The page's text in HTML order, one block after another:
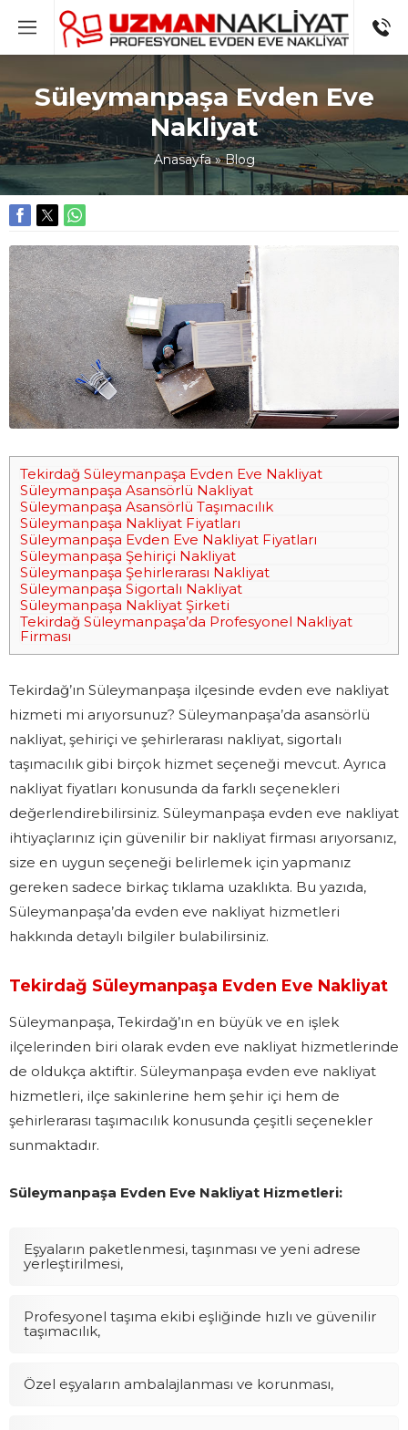
Süleymanpaşa Evden Eve
Nakliyat
Anasayfa»Blog
Tekirdağ Süleymanpaşa Evden Eve Nakliyat
Süleymanpaşa Asansörlü Nakliyat
Süleymanpaşa Asansörlü Taşımacılık
Süleymanpaşa Nakliyat Fiyatları
Süleymanpaşa Evden Eve Nakliyat Fiyatları
Süleymanpaşa Şehiriçi Nakliyat
Süleymanpaşa Şehirlerarası Nakliyat
Süleymanpaşa Sigortalı Nakliyat
Süleymanpaşa Nakliyat Şirketi
Tekirdağ Süleymanpaşa’da Profesyonel Nakliyat
Firması
Tekirdağ’ın Süleymanpaşa ilçesinde evden eve nakliyat
hizmeti mi arıyorsunuz? Süleymanpaşa’da asansörlü
nakliyat, şehiriçi ve şehirlerarası nakliyat, sigortalı
taşımacılık gibi birçok hizmet seçeneği mevcut. Ayrıca
nakliyat fiyatları konusunda da farklı seçenekleri
değerlendirebilirsiniz. Süleymanpaşa evden eve nakliyat
ihtiyaçlarınız için güvenilir bir nakliyat firması arıyorsanız,
size en uygun seçeneği belirlemek için yapmanız
gereken sadece birkaç tıklama uzaklıkta. Bu yazıda,
Süleymanpaşa’da evden eve nakliyat hizmetleri
hakkında detaylı bilgiler bulabilirsiniz.
Tekirdağ Süleymanpaşa Evden Eve Nakliyat
Süleymanpaşa, Tekirdağ’ın en büyük ve en işlek
ilçelerinden biri olarak evden eve nakliyat hizmetlerinde
de oldukça aktiftir. Süleymanpaşa evden eve nakliyat
hizmetleri, ilçe sakinlerine hem şehir içi hem de
şehirlerarası taşımacılık konusunda çeşitli seçenekler
sunmaktadır.
Süleymanpaşa Evden Eve Nakliyat Hizmetleri:
Eşyaların paketlenmesi, taşınması ve yeni adrese
yerleştirilmesi,
Profesyonel taşıma ekibi eşliğinde hızlı ve güvenilir
taşımacılık,
Özel eşyaların ambalajlanması ve korunması,